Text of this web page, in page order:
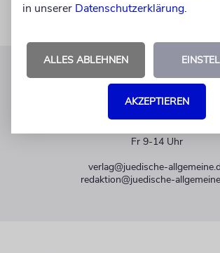
KUNDENSERVICE
Fr 9-14 Uhr
verlag@juedische-
redaktion@juedische-
in unserer Datenschutzerklärung.
ALLES ABLEHNEN
AKZEPTIEREN